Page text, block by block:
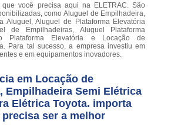
que você precisa aqui na ELETRAC. São
como Aluguel de Empilhadeira,
Aluguel, Aluguel de Plataforma Elevatória
de Empilhadeiras, Aluguel Plataforma
Plataforma Elevatória e Locação de
Para tal sucesso, a empresa investiu em
e em equipamentos inovadores.
em Locação de
Empilhadeira Semi Elétrica
Elétrica Toyota. importa
ser a melhor